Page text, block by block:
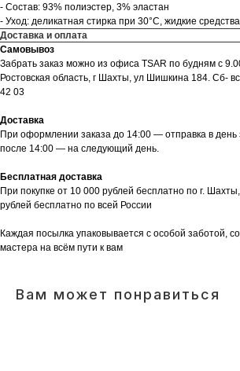
- Состав: 93% полиэстер, 3% эластан
- Уход: деликатная стирка при 30°C, жидкие
Доставка и оплата
Самовывоз
Забрать заказ можно из офиса TSAR по будням с
Ростовская область, г Шахты, ул Шишкина 184. Сб-
42 03
Доставка
При оформлении заказа до 14:00 — отправка в
после 14:00 — на следующий день.
Бесплатная доставка
При покупке от 10 000 рублей бесплатно по г.
рублей бесплатно по всей России
Каждая посылка упаковывается с особой заботой,
мастера на всём пути к вам
Вам может понравиться